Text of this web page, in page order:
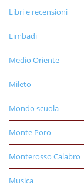
Libri e recensioni
Limbadi
Medio Oriente
Mileto
Mondo scuola
Monte Poro
Monterosso Calabro
Musica